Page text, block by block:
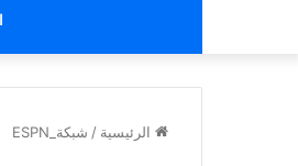
الرئيسية / شبكة_ESPN